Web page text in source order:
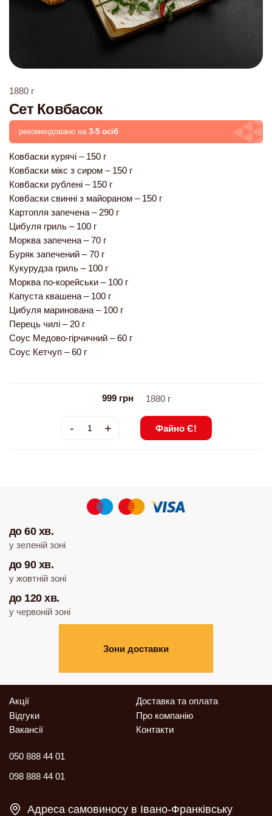
1880 г
Сет Ковбасок
рекомендовано на 3-5 осіб
Ковбаски курячі – 150 г
Ковбаски мікс з сиром – 150 г
Ковбаски рублені – 150 г
Ковбаски свинні з майораном – 150 г
Картопля запечена – 290 г
Цибуля гриль – 100 г
Морква запечена – 70 г
Буряк запечений – 70 г
Кукурудза гриль – 100 г
Морква по-корейськи – 100 г
Капуста квашена – 100 г
Цибуля маринована – 100 г
Перець чилі – 20 г
Соус Медово-гірчичний – 60 г
Соус Кетчуп – 60 г
999грн 1880г
- + Файно Є!
до 60 хв.
у зеленій зоні
до 90 хв.
у жовтній зоні
до 120 хв.
у червоній зоні
Зони доставки
Акції
Доставка та оплата
Відгуки
Про компанію
Вакансії
Контакти
050 888 44 01
098 888 44 01
Адреса самовиносу в Івано-Франківську